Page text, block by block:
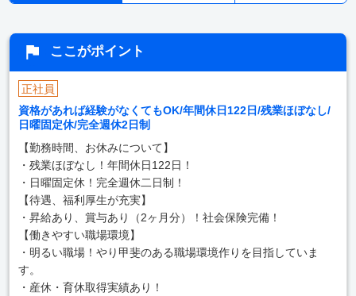
ここがポイント
正社員
資格があれば経験がなくてもOK/年間休日122日/残業ほぼなし/
日曜固定休/完全週休2日制
【勤務時間、お休みについて】
・残業ほぼなし！年間休日122日！
・日曜固定休！完全週休二日制！
【待遇、福利厚生が充実】
・昇給あり、賞与あり（2ヶ月分）！社会保険完備！
【働きやすい職場環境】
・明るい職場！やり甲斐のある職場環境作りを目指していま
す。
・産休・育休取得実績あり！